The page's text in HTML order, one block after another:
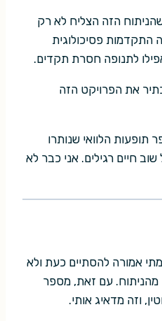
הזה הצליח לא רק
התקדמות פסיכולוגית
לתנופה חסרת תקדים.
את הפרויקט הזה
הלוואי שנותרו
חיים רגילים. אני כבר לא
אמורה להסתיים כעת ולא
מהניתוח. עם זאת, מספר
וזה מדאיג אותי.